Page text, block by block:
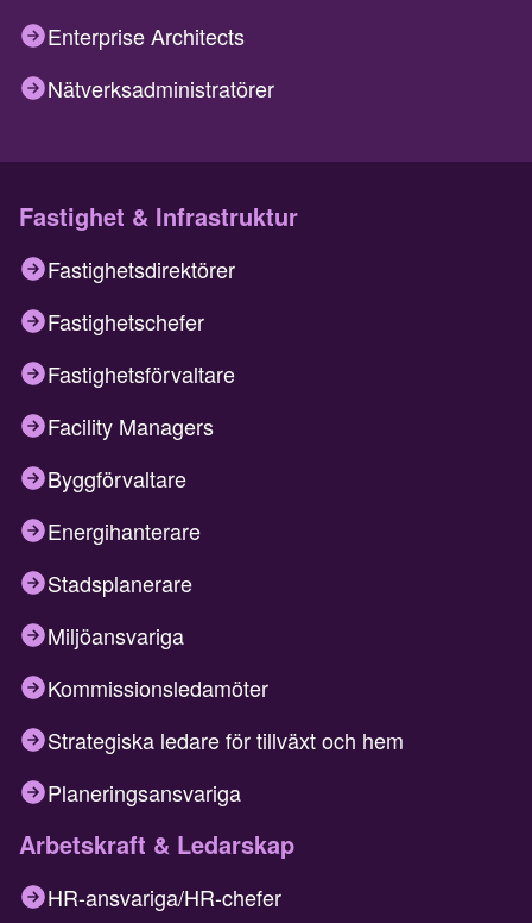
Enterprise Architects
Nätverksadministratörer
Fastighet & Infrastruktur
Fastighetsdirektörer
Fastighetschefer
Fastighetsförvaltare
Facility Managers
Byggförvaltare
Energihanterare
Stadsplanerare
Miljöansvariga
Kommissionsledamöter
Strategiska ledare för tillväxt och hem
Planeringsansvariga
Arbetskraft & Ledarskap
HR-ansvariga/HR-chefer